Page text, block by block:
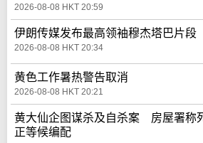
2026-08-08 HKT 20:59
伊朗传媒发布最高领袖穆杰塔巴片
2026-08-08 HKT 20:34
黄色工作暑热警告取消
2026-08-08 HKT 20:21
黄大仙企图谋杀及自杀案 房屋署称
正等候编配